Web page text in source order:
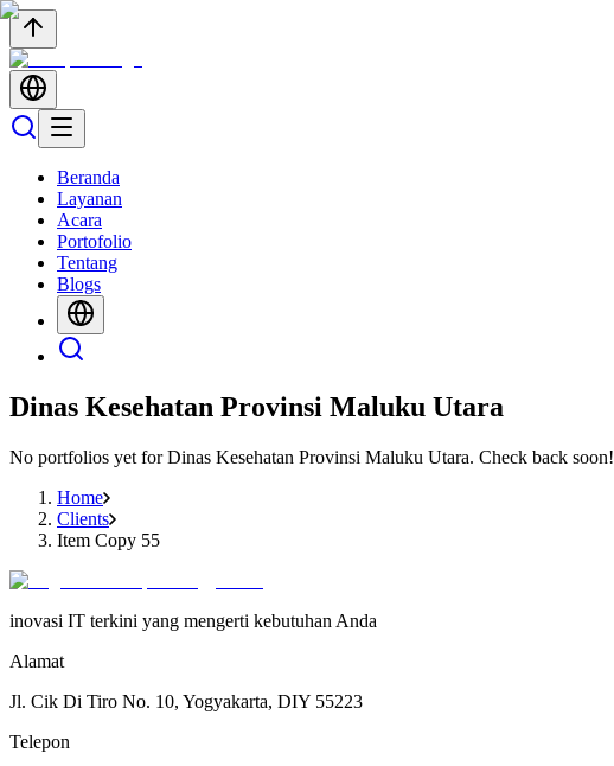
Beranda
Layanan
Acara
Portofolio
Tentang
Blogs
Dinas Kesehatan Provinsi Maluku Utara
No portfolios yet forDinas Kesehatan Provinsi Maluku Utara. Check back soon!
Home
Clients
Item Copy 55
inovasi IT terkini yang mengerti kebutuhan Anda
Alamat
Jl. Cik Di Tiro No. 10, Yogyakarta, DIY 55223
Telepon